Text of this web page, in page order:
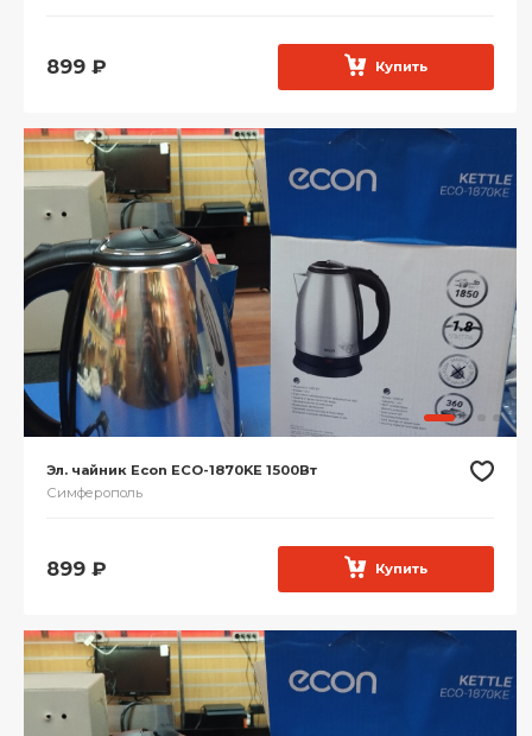
899 ₽ Купить
Эл. чайник Econ ECO-1870KE 1500Вт
Симферополь
899 ₽ Купить